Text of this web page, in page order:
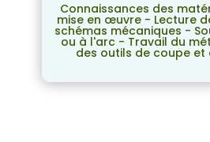
Connaissances des
mise en œuvre - Lecture
schémas mécaniques -
ou à l'arc - Travail du
des outils de coupe